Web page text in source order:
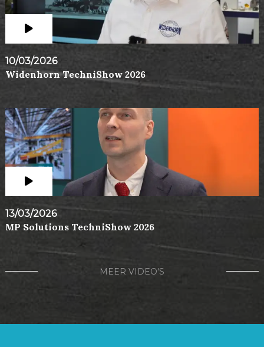
10/03/2026
Widenhorn TechniShow 2026
13/03/2026
MP Solutions TechniShow 2026
MEER VIDEO'S